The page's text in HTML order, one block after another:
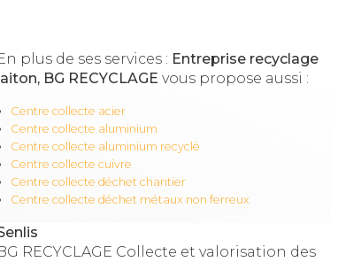
plus de ses services : Entreprise recyclage
laiton, BG RECYCLAGE vous propose aussi :
Centre collecte acier
Centre collecte aluminium
Centre collecte aluminium recyclé
Centre collecte cuivre
Centre collecte déchet chantier
Centre collecte déchet métaux non ferreux
RECYCLAGE Collecte et valorisation des